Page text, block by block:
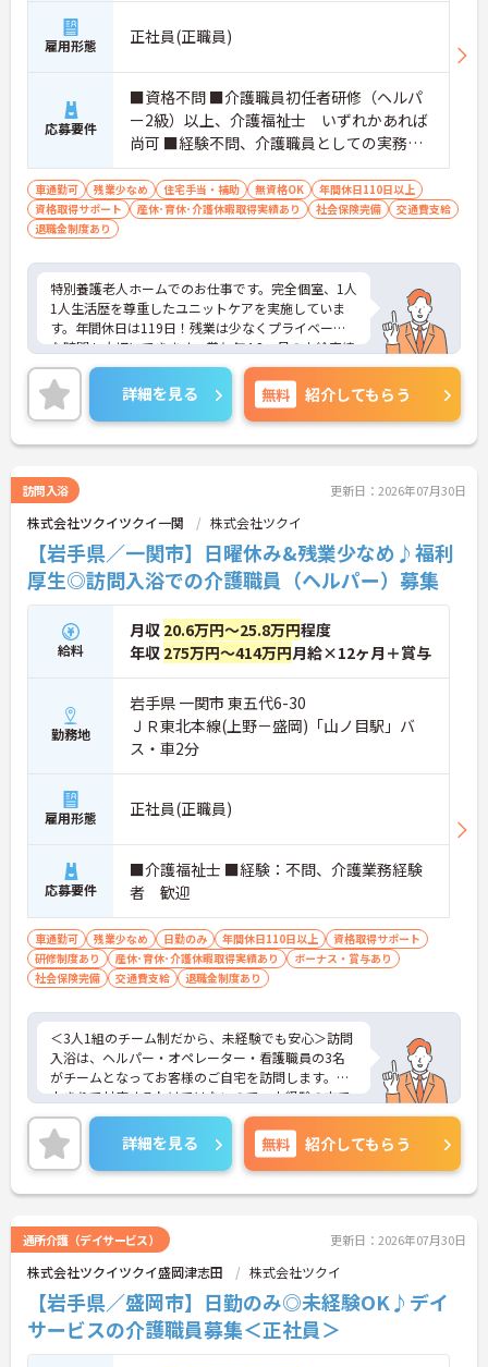
雇用形態 正社員(正職員)
応募要件
■資格不問 ■介護職員初任者研修（ヘルパ
ー2級）以上、介護福祉士 いずれかあれば
尚可 ■経験不問、介護職員としての実務経
験があれば尚可
車通勤可 残業少なめ 住宅手当・補助 無資格OK
年間休日110日以上
資格取得サポート
産休･育休･介護休暇取得実績あり 社会保険完備
交通費支給
退職金制度あり
特別養護老人ホームでのお仕事です。完全個室、1人
1人生活歴を尊重したユニットケアを実施していま
す。年間休日は119日！残業は少なくプライベート
な時間も大切にできます。賞与年4.2ヵ月の支給実績
あり！各種手当充実！安定した環境で長期就業が可
能です。
ご興味ある方には、面接のポイントなど、さらに詳
細をお話致しますのでお気軽にご相談ください。
詳細を見る 無料 紹介してもらう
訪問入浴 更新日：2026年07月30日
株式会社ツクイツクイ一関 株式会社ツクイ
【岩手県／一関市】日曜休み&残業少なめ♪福利
厚生◎訪問入浴での介護職員（ヘルパー）募集
給料
月収 20.6万円～25.8万円程度
年収 275万円～414万円月給×12ヶ月＋賞与
勤務地
岩手県 一関市 東五代6-30
ＪＲ東北本線(上野－盛岡)「山ノ目駅」バ
ス・車2分
雇用形態 正社員(正職員)
応募要件
■介護福祉士 ■経験：不問、介護業務経験
者 歓迎
車通勤可 残業少なめ 日勤のみ 年間休日110日以上
資格取得サポート
研修制度あり
産休･育休･介護休暇取得実績あり
ボーナス・賞与あり
社会保険完備
交通費支給 退職金制度あり
＜3人1組のチーム制だから、未経験でも安心＞訪問
入浴は、ヘルパー・オペレーター・看護職員の3名
がチームとなってお客様のご自宅を訪問します。一
人きりで対応するわけではないので、未経験の方で
も安心してスタートできます。困ったことがあれば
すぐに相談できる仲間がそばにいる心強い環境で
す。お客様一人ひとりにじっくりと向き合い、入浴
を通じて直接「ありがとう」の言葉をいただける瞬
間は、何よりのやりがいにつながります。
実＞ 通常の有給休暇とは別に、月に1日付与される
「リフレッシュ休暇」があります（年間最大12
日）。毎月自由に使える休暇なので、趣味の時間に
使ったり、有給休暇と組み合わせて連休を取得した
りするスタッフも多くいます。しっかり休んでリフ
レッシュすることで、仕事へのモチベーションも維
持しやすく、メリハリのある働き方が可能です。
詳細を見る 無料 紹介してもらう
通所介護（デイサービス） 更新日：2026年07月30日
株式会社ツクイツクイ盛岡津志田 株式会社ツクイ
【岩手県／盛岡市】日勤のみ◎未経験OK♪デイ
サービスの介護職員募集＜正社員＞